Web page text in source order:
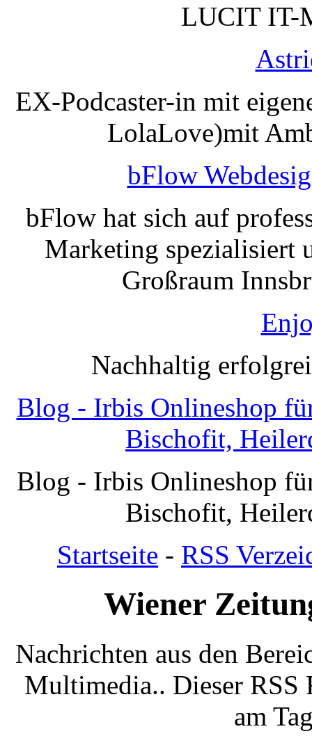
LUCIT IT-
EX-Podcaster-in mit
LolaLove)mit
bFlow
bFlow hat sich auf
Marketing spezialisiert
Großraum
Nachhaltig
Blog - Irbis Onlineshop
Bischofit,
Blog - Irbis Onlineshop
Bischofit,
Startseite - RSS
Wiener
Nachrichten aus den
Multimedia.. Dieser RSS
am